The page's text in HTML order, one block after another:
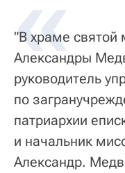
"В храме
Александры
руководитель
по
патриархии
и начальник
Александр.